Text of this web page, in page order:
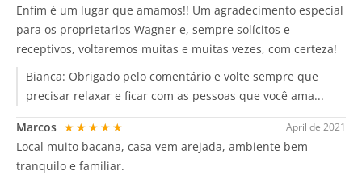
Enfim é um lugar que amamos!! Um agradecimento especial
para os proprietarios Wagner e, sempre solícitos e
receptivos, voltaremos muitas e muitas vezes, com certeza!
Bianca: Obrigado pelo comentário e volte sempre que
precisar relaxar e ficar com as pessoas que você ama...
April de 2021
Marcos ★★★★★
Local muito bacana, casa vem arejada, ambiente bem
tranquilo e familiar.